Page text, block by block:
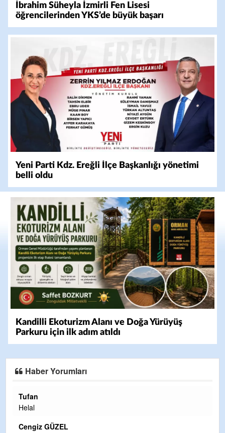
İbrahim Süheyla İzmirli Fen Lisesi
öğrencilerinden YKS’de büyük başarı
Yeni Parti Kdz. Ereğli İlçe Başkanlığı yönetimi
belli oldu
Kandilli Ekoturizm Alanı ve Doğa Yürüyüş
Parkuru için ilk adım atıldı
Haber Yorumları
Halil Aydın
Çırak ustasından öğrenir kısmet bağlamayı... Ben İbrahim